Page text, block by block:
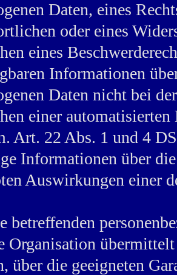
Daten, eines
oder eines
eines
Informationen
Daten nicht bei
einer
Art. 22 Abs. 1 und 4
Informationen über
Auswirkungen einer
betreffenden
Organisation
über die geeigneten